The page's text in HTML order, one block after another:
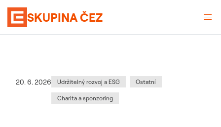
SKUPINA ČEZ
Datum zveřejnění
20. 6. 2026 Kategorie:
Udržitelný rozvoj a ESG Ostatní
Charita a sponzoring